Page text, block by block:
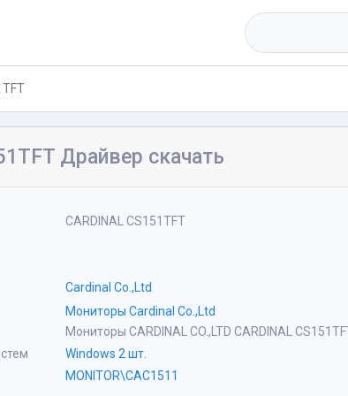
Драйвер скачать
CARDINAL CS151TFT
Cardinal Co.,Ltd
Мониторы Cardinal Co.,Ltd
Мониторы CARDINAL CO.,LTD CARDINAL
Windows 2 шт.
MONITOR\CAC1511